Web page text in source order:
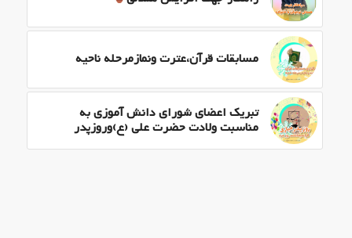
مسابقات قرآن،عترت ونمازمرحله ناحیه
تبریک اعضای شورای دانش آموزی به
مناسبت ولادت حضرت علی (ع)وروزپدر